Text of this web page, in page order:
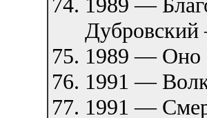
1989 — Оно
1991 —
1991 —